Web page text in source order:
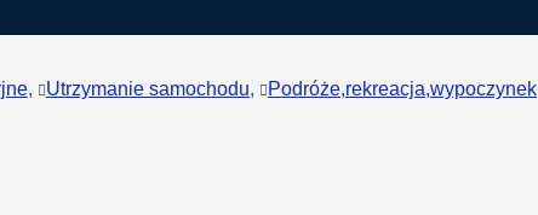
, Utrzymanie samochodu, Podróże,rekreacja,wypoczynek